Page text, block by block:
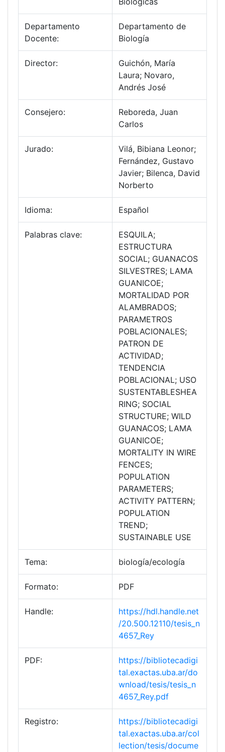
Departamento
Docente:
Departamento de
Biología
Director:
Guichón, María
Laura; Novaro,
Andrés José
Consejero:
Reboreda, Juan
Carlos
Jurado:
Vilá, Bibiana Leonor;
Fernández, Gustavo
Javier; Bilenca, David
Norberto
Idioma: Español
Palabras clave:
ESQUILA;
ESTRUCTURA
SOCIAL; GUANACOS
SILVESTRES; LAMA
GUANICOE;
MORTALIDAD POR
ALAMBRADOS;
PARAMETROS
POBLACIONALES;
PATRON DE
ACTIVIDAD;
TENDENCIA
POBLACIONAL; USO
SUSTENTABLESHEA
RING; SOCIAL
STRUCTURE; WILD
GUANACOS; LAMA
GUANICOE;
MORTALITY IN WIRE
FENCES;
POPULATION
PARAMETERS;
ACTIVITY PATTERN;
POPULATION
TREND;
SUSTAINABLE USE
Tema: biología/ecología
Formato: PDF
Handle:
https://hdl.handle.net
/20.500.12110/tesis_n
4657_Rey
PDF:
https://bibliotecadigi
tal.exactas.uba.ar/do
wnload/tesis/tesis_n
4657_Rey.pdf
Registro:
https://bibliotecadigi
tal.exactas.uba.ar/col
lection/tesis/docume